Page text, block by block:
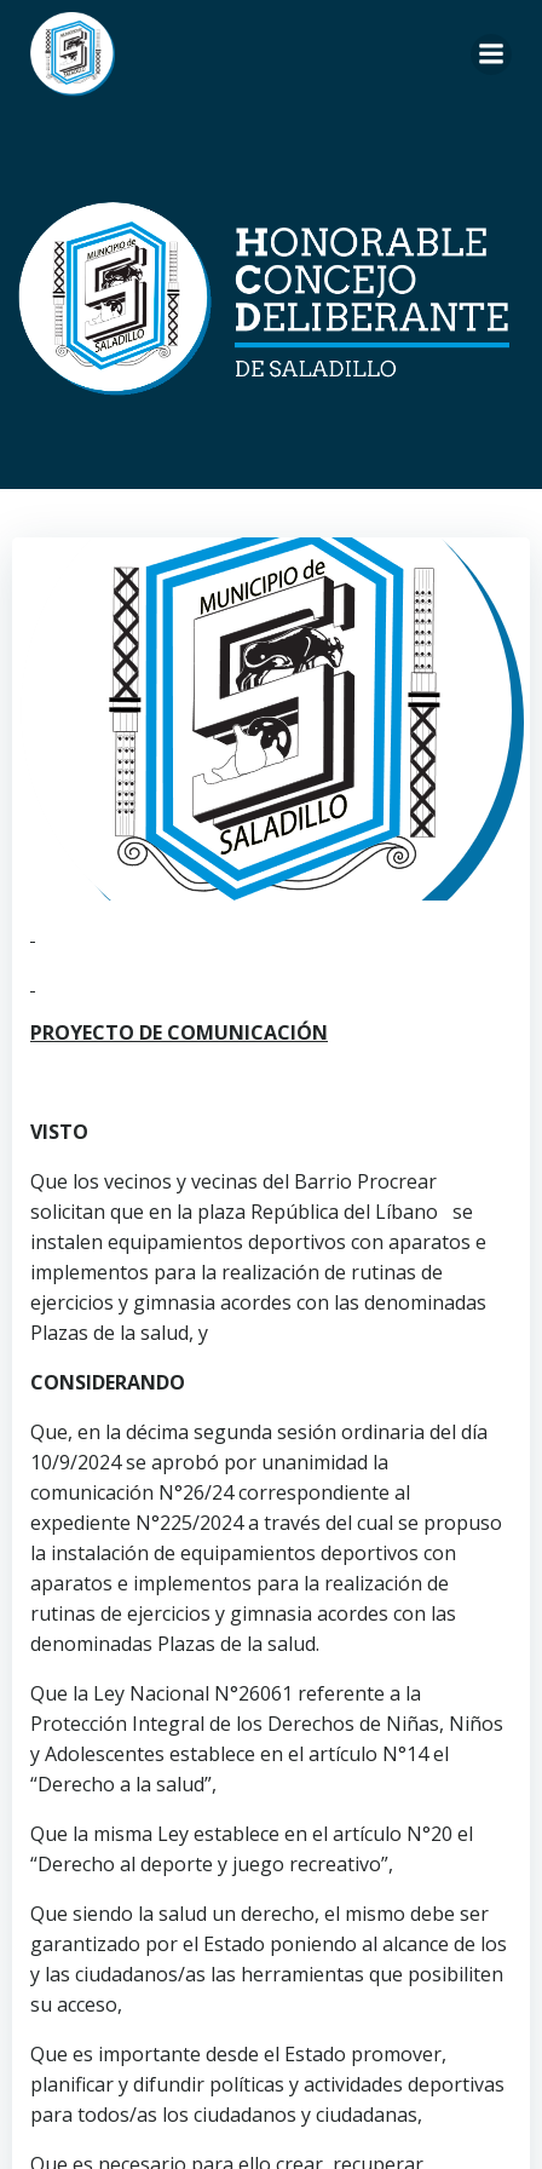
PROYECTO DE COMUNICACIÓN
VISTO
Que los vecinos y vecinas del Barrio Procrear
solicitan que en la plaza República del Líbano se
instalen equipamientos deportivos con aparatos e
implementos para la realización de rutinas de
ejercicios y gimnasia acordes con las denominadas
Plazas de la salud, y
CONSIDERANDO
Que, en la décima segunda sesión ordinaria del día
10/9/2024 se aprobó por unanimidad la
comunicación N°26/24 correspondiente al
expediente N°225/2024 a través del cual se propuso
la instalación de equipamientos deportivos con
aparatos e implementos para la realización de
rutinas de ejercicios y gimnasia acordes con las
denominadas Plazas de la salud.
Que la Ley Nacional N°26061 referente a la
Protección Integral de los Derechos de Niñas, Niños
y Adolescentes establece en el artículo N°14 el
“Derecho a la salud”,
Que la misma Ley establece en el artículo N°20 el
“Derecho al deporte y juego recreativo”,
Que siendo la salud un derecho, el mismo debe ser
garantizado por el Estado poniendo al alcance de los
y las ciudadanos/as las herramientas que posibiliten
su acceso,
Que es importante desde el Estado promover,
planificar y difundir políticas y actividades deportivas
para todos/as los ciudadanos y ciudadanas,